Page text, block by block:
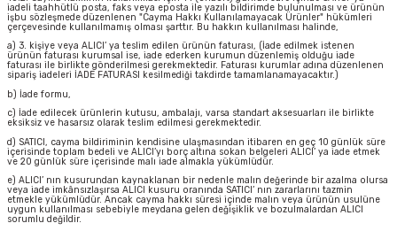
iadeli taahhütlü posta, faks veya eposta ile yazılı bildirimde bulunulması ve ürünün
işbu sözleşmede düzenlenen "Cayma Hakkı Kullanılamayacak Ürünler" hükümleri
çerçevesinde kullanılmamış olması şarttır. Bu hakkın kullanılması halinde,
a) 3. kişiye veya ALICI’ ya teslim edilen ürünün faturası, (İade edilmek istenen
ürünün faturası kurumsal ise, iade ederken kurumun düzenlemiş olduğu iade
faturası ile birlikte gönderilmesi gerekmektedir. Faturası kurumlar adına düzenlenen
sipariş iadeleri İADE FATURASI kesilmediği takdirde tamamlanamayacaktır.)
b) İade formu,
c) İade edilecek ürünlerin kutusu, ambalajı, varsa standart aksesuarları ile birlikte
eksiksiz ve hasarsız olarak teslim edilmesi gerekmektedir.
d) SATICI, cayma bildiriminin kendisine ulaşmasından itibaren en geç 10 günlük süre
içerisinde toplam bedeli ve ALICI’yı borç altına sokan belgeleri ALICI’ ya iade etmek
ve 20 günlük süre içerisinde malı iade almakla yükümlüdür.
e) ALICI’ nın kusurundan kaynaklanan bir nedenle malın değerinde bir azalma olursa
veya iade imkânsızlaşırsa ALICI kusuru oranında SATICI’ nın zararlarını tazmin
etmekle yükümlüdür. Ancak cayma hakkı süresi içinde malın veya ürünün usulüne
uygun kullanılması sebebiyle meydana gelen değişiklik ve bozulmalardan ALICI
sorumlu değildir.